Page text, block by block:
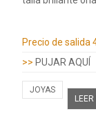
Precio de salida
>> PUJAR AQUÍ
JOYAS